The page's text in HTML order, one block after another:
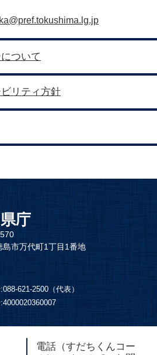
ついて
リティ方針
庁
島市万代町1丁目1番地
088-621-2500（代表）
4000020360007
電話（すだちくんコー